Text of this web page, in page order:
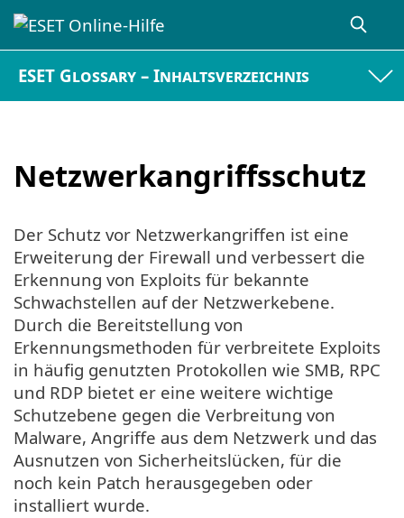
ESET Glossary – Inhaltsverzeichnis
Netzwerkangriffsschutz
Der Schutz vor Netzwerkangriffen ist eine
Erweiterung der Firewall und verbessert die
Erkennung von Exploits für bekannte
Schwachstellen auf der Netzwerkebene.
Durch die Bereitstellung von
Erkennungsmethoden für verbreitete Exploits
in häufig genutzten Protokollen wie SMB, RPC
und RDP bietet er eine weitere wichtige
Schutzebene gegen die Verbreitung von
Malware, Angriffe aus dem Netzwerk und das
Ausnutzen von Sicherheitslücken, für die
noch kein Patch herausgegeben oder
installiert wurde.